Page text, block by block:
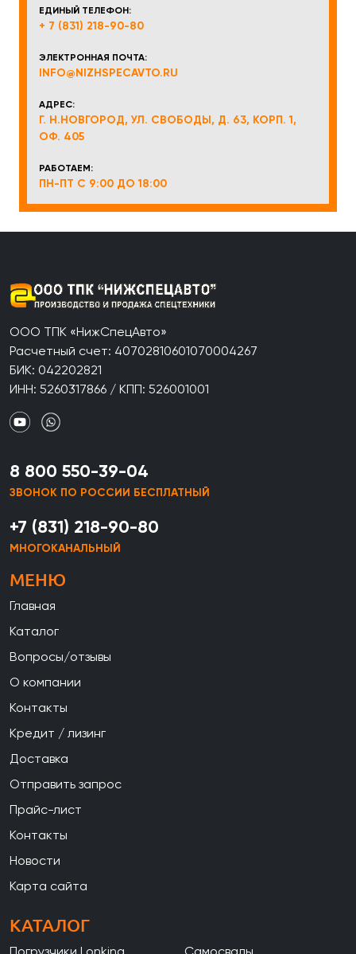
ЕДИНЫЙ ТЕЛЕФОН:
+ 7 (831) 218-90-80
ЭЛЕКТРОННАЯ ПОЧТА:
INFO@NIZHSPECAVTO.RU
АДРЕС:
Г. Н.НОВГОРОД, УЛ. СВОБОДЫ, Д. 63, КОРП. 1,
ОФ. 405
РАБОТАЕМ:
ПН-ПТ С 9:00 ДО 18:00
ООО ТПК «НижСпецАвто»
Расчетный счет: 40702810601070004267
БИК: 042202821
ИНН: 5260317866 / КПП: 526001001
8 800 550-39-04
ЗВОНОК ПО РОССИИ БЕСПЛАТНЫЙ
+7 (831) 218-90-80
МНОГОКАНАЛЬНЫЙ
МЕНЮ
Главная
Каталог
Вопросы/отзывы
О компании
Контакты
Кредит / лизинг
Доставка
Отправить запрос
Прайс-лист
Контакты
Новости
Карта сайта
КАТАЛОГ